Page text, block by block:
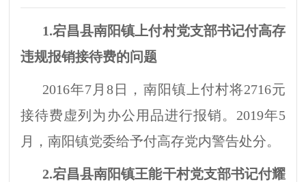
1.宕昌县南阳镇上付村党支部书记付高存
违规报销接待费的问题
2016年7月8日， 南阳镇 上付村将2716元
接待费虚列为 办公用品进行报销。 2019年5
月，南阳镇党委给予付高存党内警告处分。
2.宕昌县南阳镇王能干村党支部书记付耀